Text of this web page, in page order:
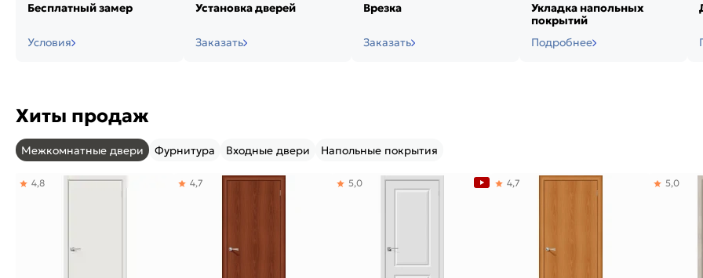
Бесплатный замер
Условия
Установка дверей
Заказать
Врезка
Заказать
Укладка напольных
покрытий
Подробнее
Хиты продаж
Межкомнатные двери Фурнитура Входные двери Напольные покрытия
4,8 4,7 5,0 4,7 5,0